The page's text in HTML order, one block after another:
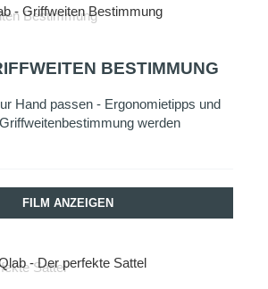
- Griffweiten Bestimmung
BESTIMMUNG
Hand passen - Ergonomietipps und
werden
FILM ANZEIGEN
- Der perfekte Sattel